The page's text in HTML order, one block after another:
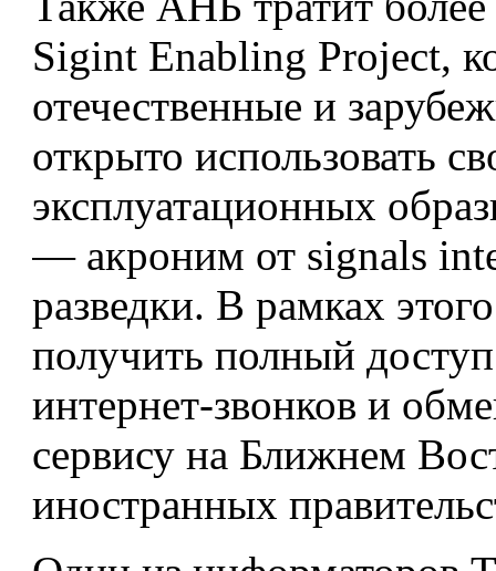
Sigint Enabling Project,
отечественные и
открыто использовать
эксплуатационных
— акроним от signals
разведки. В рамках
получить полный
интернет-звонков и
сервису на Ближнем
иностранных